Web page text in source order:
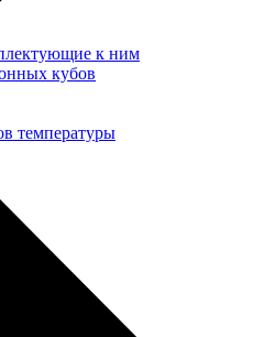
к ним
кубов
температуры